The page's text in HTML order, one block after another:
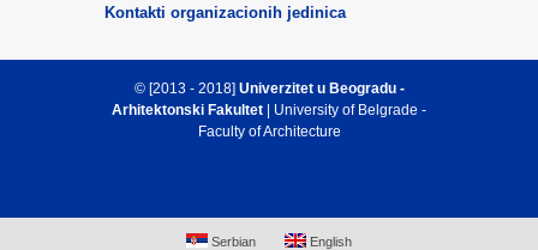
Kontakti organizacionih jedinica
© [2013 - 2018] Univerzitet u Beogradu -
Arhitektonski Fakultet | University of Belgrade -
Faculty of Architecture
Serbian English